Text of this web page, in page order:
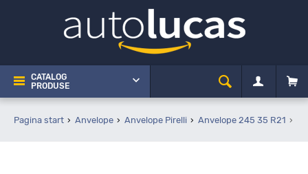
CATALOG
PRODUSE
Pagina start Anvelope Anvelope Pirelli Anvelope 245 35 R21